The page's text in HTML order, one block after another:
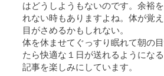
はどうしようもないのです。余裕
れない時もありますよね。体が覚
目がさめるかもしれない。
体を休ませてぐっすり眠れて朝の
たら快適な１日が送れるようにな
記事を楽しみにしています。